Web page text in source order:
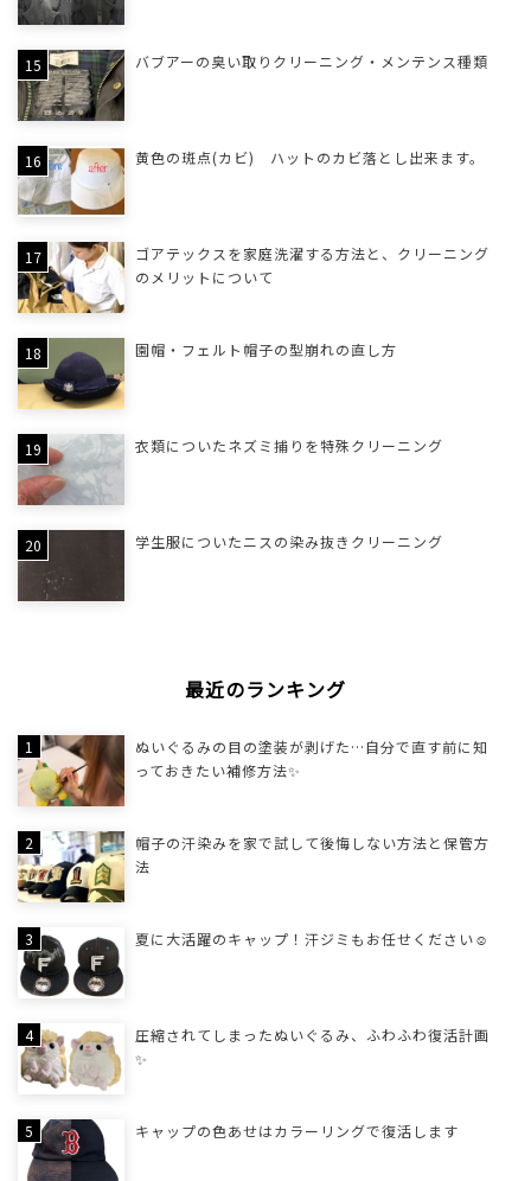
バブアーの臭い取りクリーニング・メンテンス種類
黄色の斑点(カビ) ハットのカビ落とし出来ます。
ゴアテックスを家庭洗濯する方法と、クリーニング
のメリットについて
園帽・フェルト帽子の型崩れの直し方
衣類についたネズミ捕りを特殊クリーニング
学生服についたニスの染み抜きクリーニング
最近のランキング
ぬいぐるみの目の塗装が剥げた…自分で直す前に知
っておきたい補修方法✨
帽子の汗染みを家で試して後悔しない方法と保管方
法
夏に大活躍のキャップ！汗ジミもお任せください☺
圧縮されてしまったぬいぐるみ、ふわふわ復活計画
✨
キャップの色あせはカラーリングで復活します